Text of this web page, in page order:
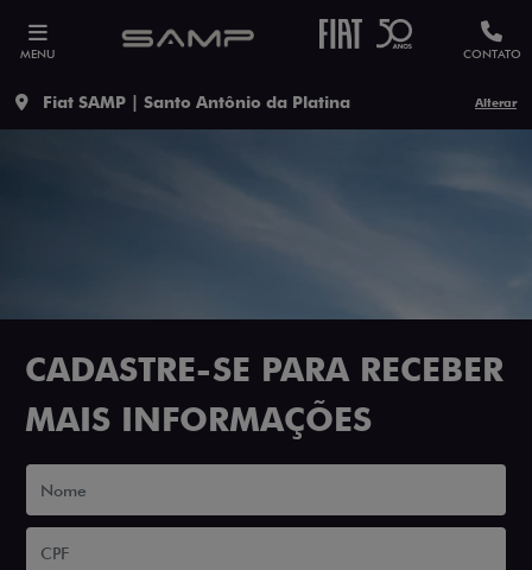
MENU CONTATO
Fiat SAMP | Santo Antônio da Platina Alterar
CADASTRE-SE PARA RECEBER
MAIS INFORMAÇÕES